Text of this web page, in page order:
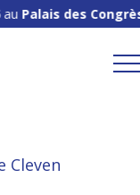
Palais des Congrès
Cleven